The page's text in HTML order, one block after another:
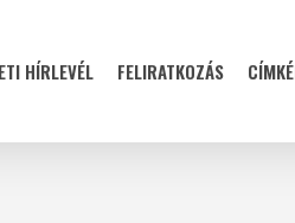
HÍRLEVÉL FELIRATKOZÁS